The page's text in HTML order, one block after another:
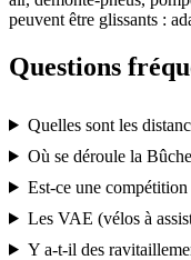
peuvent être glissants :
Questions
Quelles sont les
Où se déroule la
Est-ce une
Les VAE (vélos à
Y a-t-il des